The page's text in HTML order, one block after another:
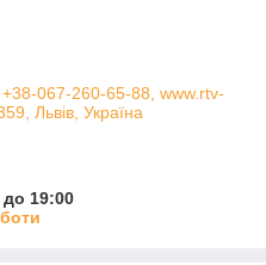
067-260-65-88, www.rtv-
Львів, Україна
до 19:00